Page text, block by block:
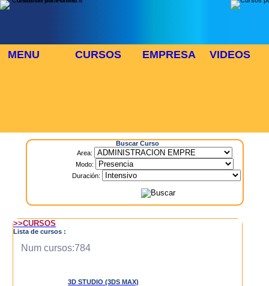
MENU CURSOS EMPRESA VIDEOS
Buscar Curso
Area:
Modo:
Duración:
>>CURSOS
Lista de cursos :
Num cursos:784
3D STUDIO (3DS MAX)